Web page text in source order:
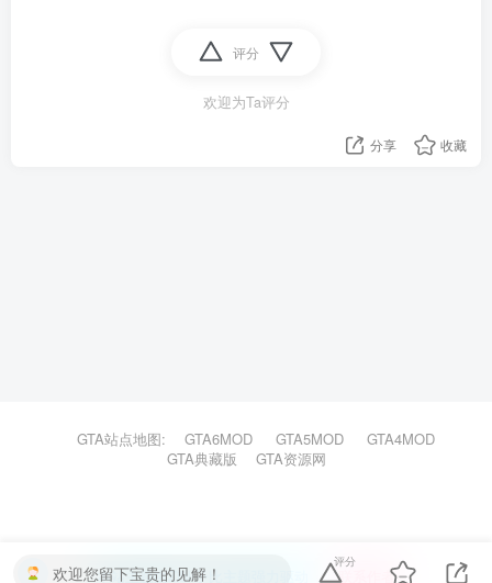
评分
欢迎为Ta评分
分享 收藏
GTA站点地图: GTA6MOD GTA5MOD
GTA4MOD
GTA典藏版
GTA资源网
欢迎您留下宝贵的见解！
评分
本站主题由Zibll子比主题强力驱动 联系作者